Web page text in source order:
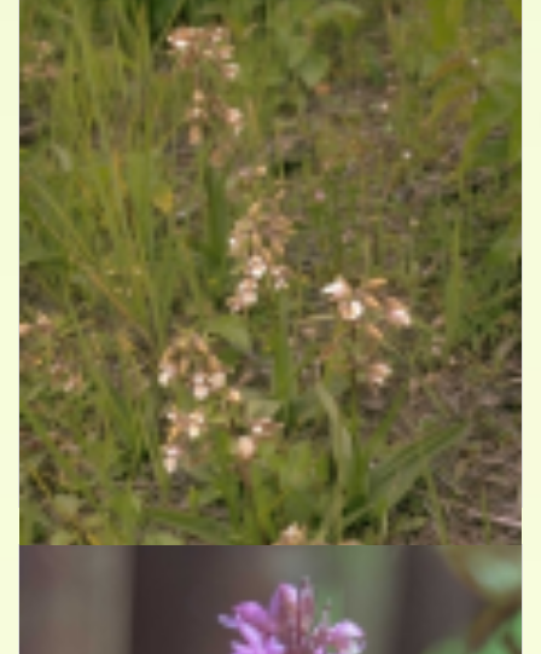
Moeraswespenorchis
Epipactis palustris